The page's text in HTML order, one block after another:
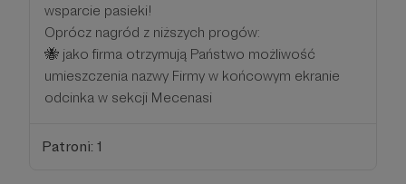
wsparcie pasieki!
Oprócz nagród z niższych progów:
🐝 jako firma otrzymują Państwo możliwość
umieszczenia nazwy Firmy w końcowym ekranie
odcinka w sekcji Mecenasi
Patroni: 1